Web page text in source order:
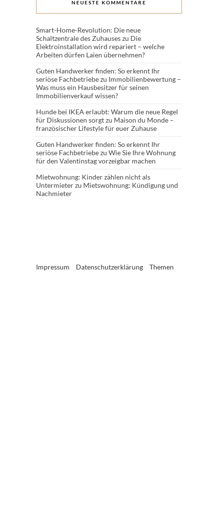
NEUESTE KOMMENTARE
Smart-Home-Revolution: Die neue
Schaltzentrale des Zuhauseszu Die
Elektroinstallation wird repariert – welche
Arbeiten dürfen Laien übernehmen?
Guten Handwerker finden: So erkennt Ihr
seriöse Fachbetriebezu Immobilienbewertung –
Was muss ein Hausbesitzer für seinen
Immobilienverkauf wissen?
Hunde bei IKEA erlaubt: Warum die neue Regel
für Diskussionen sorgtzu Maison du Monde –
französischer Lifestyle für euer Zuhause
Guten Handwerker finden: So erkennt Ihr
seriöse Fachbetriebezu Wie Sie Ihre Wohnung
für den Valentinstag vorzeigbar machen
Mietwohnung: Kinder zählen nicht als
Untermieterzu Mietswohnung: Kündigung und
Nachmieter
Impressum Datenschutzerklärung Themen